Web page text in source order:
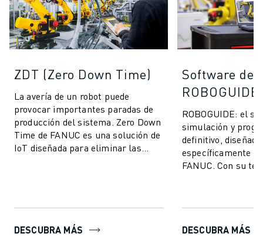
ZDT (Zero Down Time)
La avería de un robot puede
provocar importantes paradas de
producción del sistema. Zero Down
Time de FANUC es una solución de
IoT diseñada para eliminar las
DESCUBRA MÁS
Software de
ROBOGUIDE
ROBOGUIDE: el
simulación y
definitivo, diseñado
específicamente
FANUC. Con su
DESCUBRA MÁS